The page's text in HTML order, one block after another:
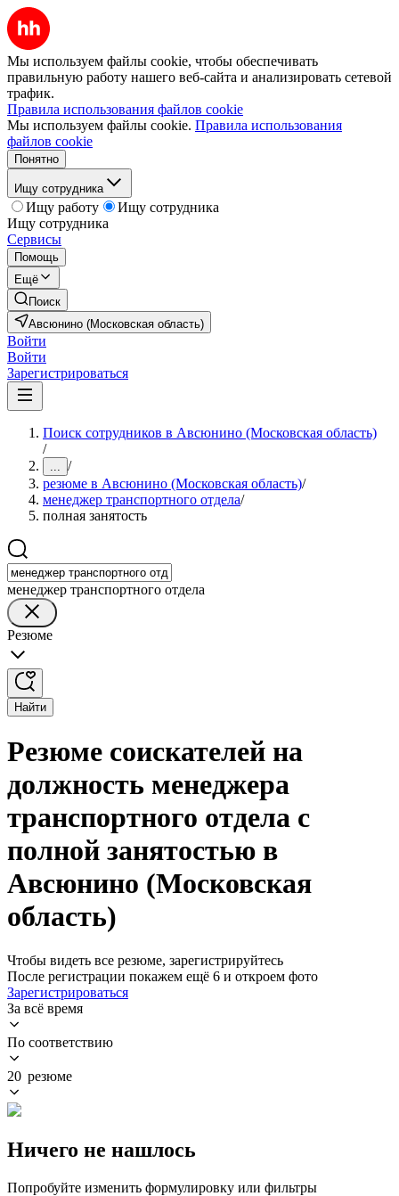
Мы используем файлы cookie, чтобы обеспечивать
правильную работу нашего веб-сайта и анализировать сетевой
трафик.
Правила использования файлов cookie
Мы используем файлы cookie. Правила использования
файлов cookie
Понятно
Ищу сотрудника
Ищу работу
Ищу сотрудника
Ищу сотрудника
Сервисы
Помощь
Ещё
Поиск
Авсюнино (Московская область)
Войти
Войти
Зарегистрироваться
Поиск сотрудников в Авсюнино (Московская область)
/
... /
резюме в Авсюнино (Московская область)/
менеджер транспортного отдела/
полная занятость
менеджер транспортного отдела
Резюме
Найти
Резюме соискателей на
должность менеджера
транспортного отдела с
полной занятостью в
Авсюнино (Московская
область)
Чтобы видеть все резюме, зарегистрируйтесь
После регистрации покажем ещё 6 и откроем фото
Зарегистрироваться
За всё время
По соответствию
20 резюме
Ничего не нашлось
Попробуйте изменить формулировку или фильтры